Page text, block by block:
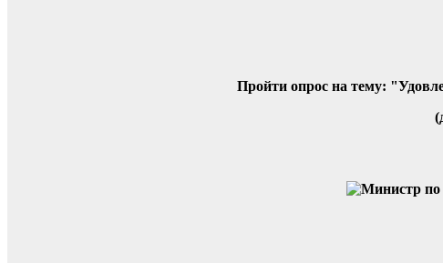
Пройти опрос на тему: